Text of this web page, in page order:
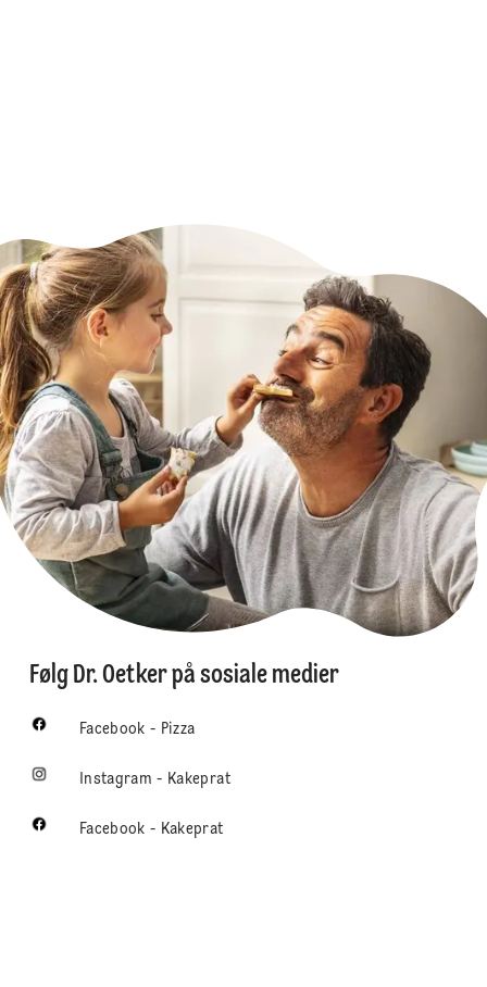
Følg Dr. Oetker på sosiale medier
Facebook - Pizza
Instagram - Kakeprat
Facebook - Kakeprat